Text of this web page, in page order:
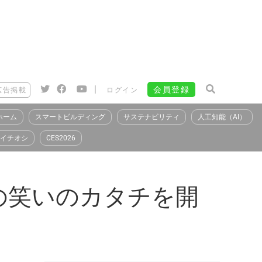
告掲載 | ログイン 会員登録
ーム スマートビルディング サステナビリティ 人工知能（AI）
イチオシ CES2026
いのカタチを開